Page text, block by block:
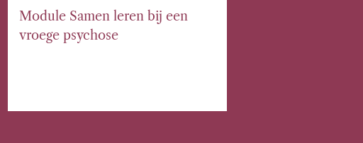
Module Samen leren bij een
vroege psychose